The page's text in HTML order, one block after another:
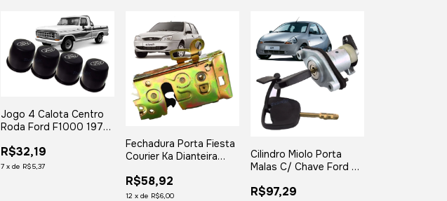
Jogo 4 Calota Centro
Roda Ford F1000 1975
R$32,19
7 xde R$5,37
Fechadura Porta Fiesta
Courier Ka Dianteira
R$58,92
12 xde R$6,00
Cilindro Miolo Porta
Malas C/ Chave Ford Ka
2005 2006 2007
R$97,29